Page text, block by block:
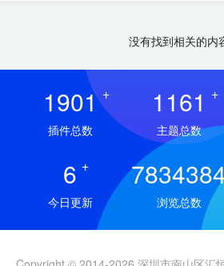
没有找到相关的内
1901 +
插件总数
1161 +
主题总数
6 +
今日更新 浏览总数